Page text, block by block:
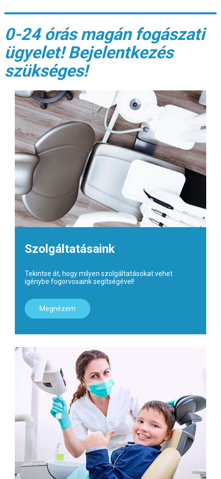
0-24 órás magán fogászati
ügyelet! Bejelentkezés
szükséges!
Szolgáltatásaink
Tekintse át, hogy milyen szolgáltatásokat vehet
igénybe fogorvosaink segítségével!
Megnézem